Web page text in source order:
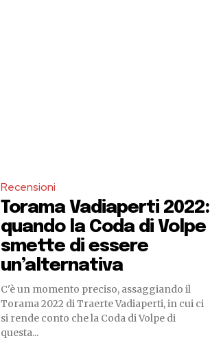
Recensioni
Torama Vadiaperti 2022:
quando la Coda di Volpe
smette di essere
un’alternativa
C'è un momento preciso, assaggiando il
Torama 2022 di Traerte Vadiaperti, in cui ci
si rende conto che la Coda di Volpe di
questa...